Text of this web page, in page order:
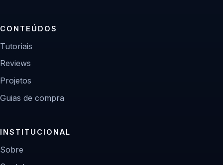
CONTEÚDOS
Tutoriais
Reviews
Projetos
Guias de compra
INSTITUCIONAL
Sobre